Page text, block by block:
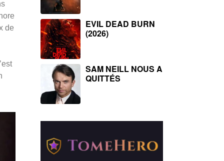
de
EVIL DEAD BURN
(2026)
SAM NEILL NOUS A
QUITTÉS